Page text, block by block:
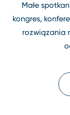
Małe
kongres,
rozwiązania